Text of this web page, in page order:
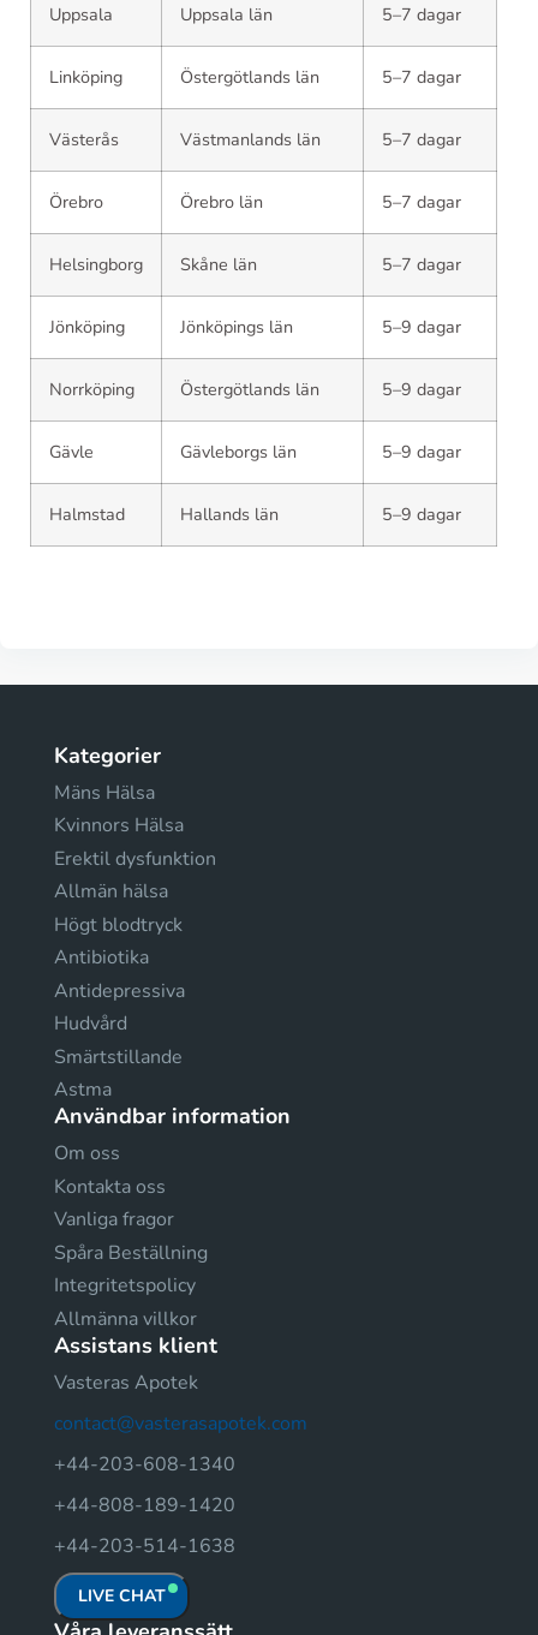
Uppsala Uppsala län 5–7 dagar
Linköping Östergötlands län 5–7 dagar
Västerås Västmanlands län 5–7 dagar
Örebro Örebro län 5–7 dagar
Helsingborg Skåne län 5–7 dagar
Jönköping Jönköpings län 5–9 dagar
Norrköping Östergötlands län 5–9 dagar
Gävle Gävleborgs län 5–9 dagar
Halmstad Hallands län 5–9 dagar
Kategorier
Mäns Hälsa
Kvinnors Hälsa
Erektil dysfunktion
Allmän hälsa
Högt blodtryck
Antibiotika
Antidepressiva
Hudvård
Smärtstillande
Astma
Användbar information
Om oss
Kontakta oss
Vanliga fragor
Spåra Beställning
Integritetspolicy
Allmänna villkor
Assistans klient
Vasteras Apotek
contact@vasterasapotek.com
+44-203-608-1340
+44-808-189-1420
+44-203-514-1638
LIVE CHAT